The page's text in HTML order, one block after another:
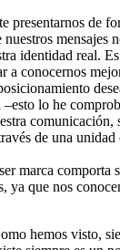
presentarnos de
mensajes
identidad real.
a conocernos
–esto lo he
comunicación,
de una
marca comporta
ya que nos
hemos visto,